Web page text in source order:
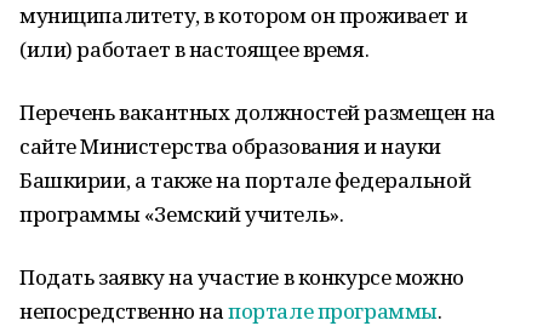
муниципалитету, в котором он проживает и
(или) работает в настоящее время.
Перечень вакантных должностей размещен на
сайте Министерства образования и науки
Башкирии, а также на портале федеральной
программы «Земский учитель».
Подать заявку на участие в конкурсе можно
непосредственно напортале программы.